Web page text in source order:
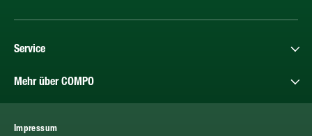
Service
Mehr über COMPO
Impressum